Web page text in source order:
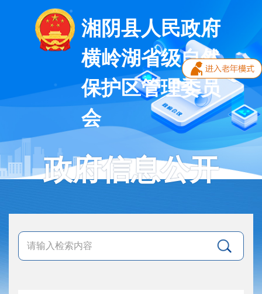
湘阴县人民政府
横岭湖省级自然
保护区管理委员
会
政府信息公开